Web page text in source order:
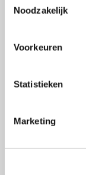
Noodzakelijk
Voorkeuren
Statistieken
Marketing
Vragen?
of bel ons op:
Ziektebeelden
EGPA